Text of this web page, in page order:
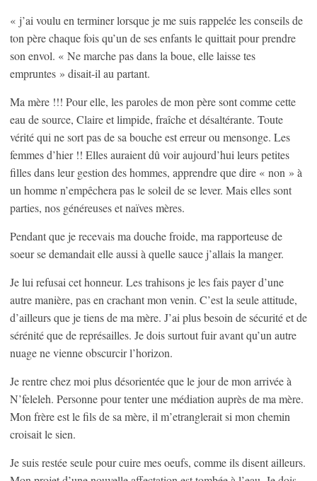
« j’ai voulu en terminer lorsque je me suis rappelée les conseils de
ton père chaque fois qu’un de ses enfants le quittait pour prendre
son envol. « Ne marche pas dans la boue, elle laisse tes
empruntes » disait-il au partant.
Ma mère !!! Pour elle, les paroles de mon père sont comme cette
eau de source, Claire et limpide, fraîche et désaltérante. Toute
vérité qui ne sort pas de sa bouche est erreur ou mensonge. Les
femmes d’hier !! Elles auraient dû voir aujourd’hui leurs petites
filles dans leur gestion des hommes, apprendre que dire « non » à
un homme n’empêchera pas le soleil de se lever. Mais elles sont
parties, nos généreuses et naïves mères.
Pendant que je recevais ma douche froide, ma rapporteuse de
soeur se demandait elle aussi à quelle sauce j’allais la manger.
Je lui refusai cet honneur. Les trahisons je les fais payer d’une
autre manière, pas en crachant mon venin. C’est la seule attitude,
d’ailleurs que je tiens de ma mère. J’ai plus besoin de sécurité et de
sérénité que de représailles. Je dois surtout fuir avant qu’un autre
nuage ne vienne obscurcir l’horizon.
Je rentre chez moi plus désorientée que le jour de mon arrivée à
N’feleleh. Personne pour tenter une médiation auprès de ma mère.
Mon frère est le fils de sa mère, il m’etranglerait si mon chemin
croisait le sien.
Je suis restée seule pour cuire mes oeufs, comme ils disent ailleurs.